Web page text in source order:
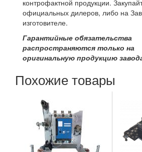
контрофактной продукции.
официальных дилеров, либо на
изготовителе.
Гарантийные обязательства
распространяются только на
оригинальную продукцию
Похожие товары